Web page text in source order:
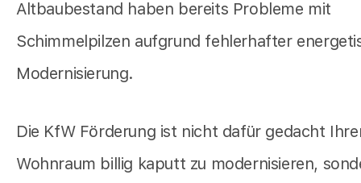
Altbaubestand haben bereits Probleme mit
Schimmelpilzen aufgrund fehlerhafter
Modernisierung.
Die KfW Förderung ist nicht dafür gedacht
Wohnraum billig kaputt zu modernisieren,